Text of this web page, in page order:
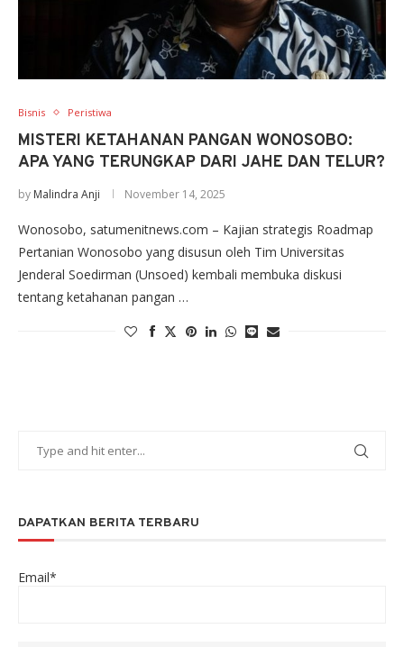
Bisnis Peristiwa
MISTERI KETAHANAN PANGAN WONOSOBO:
APA YANG TERUNGKAP DARI JAHE DAN TELUR?
by Malindra Anji November 14, 2025
Wonosobo, satumenitnews.com – Kajian strategis Roadmap
Pertanian Wonosobo yang disusun oleh Tim Universitas
Jenderal Soedirman (Unsoed) kembali membuka diskusi
tentang ketahanan pangan …
DAPATKAN BERITA TERBARU
Email*